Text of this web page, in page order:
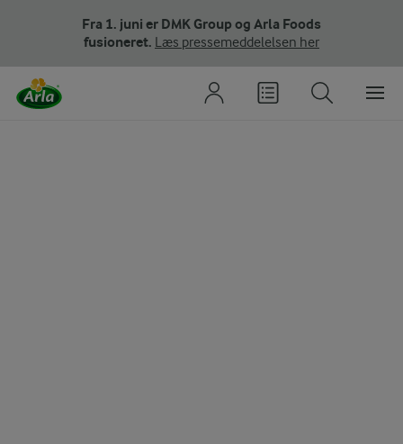
Fra 1. juni er DMK Group og Arla Foods
fusioneret. Læs pressemeddelelsen her